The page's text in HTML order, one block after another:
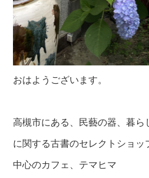
おはようございます。
高槻市にある、民藝の器、暮ら
に関する古書のセレクトショッ
中心のカフェ、テマヒマ